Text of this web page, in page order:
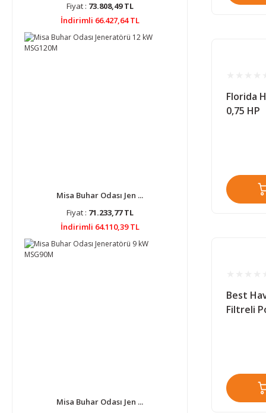
Fiyat : 73.808,49 TL
İndirimli 66.427,64 TL
Misa Buhar Odası Jen ...
Fiyat : 71.233,77 TL
İndirimli 64.110,39 TL
Misa Buhar Odası Jen ...
Florida
0,75 HP
Best
Filtreli